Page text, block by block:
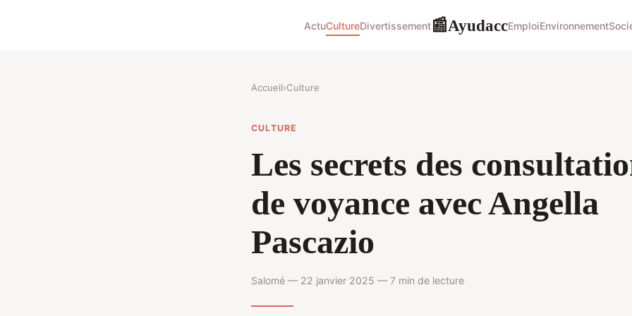
ActuCultureDivertissement📰AyudaccEmploiEnvironnement
Accueil›Culture
CULTURE
Les secrets des
de voyance avec Angella
Pascazio
Salomé — 22 janvier 2025 — 7 min de lecture